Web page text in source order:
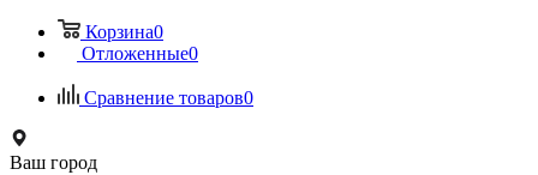
Корзина0
Отложенные0
Сравнение товаров0
Ваш город